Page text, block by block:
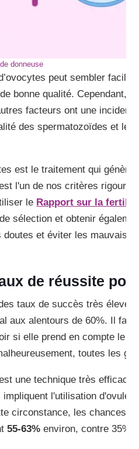
donneuse
peut sembler facile
bonne qualité. Cependant,
facteurs ont une
des spermatozoïdes et les
est le traitement qui
l'un de nos critères
le Rapport sur la
sélection et obtenir
doutes et éviter les
de réussite post
taux de succès très
aux alentours de 60%. Il
si elle prend en compte le
toutes les
une technique très
impliquent l'utilisation
circonstance, les chances
55-63% environ, contre 35%-